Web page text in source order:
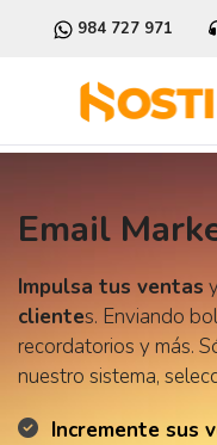
984 727 971
Email
Impulsa tus ventas
clientes. Enviando
recordatorios y más.
nuestro sistema,
Incremente sus